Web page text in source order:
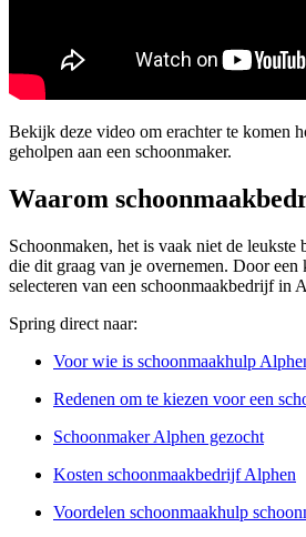
Bekijk deze video om erachter te komen
geholpen aan een schoonmaker.
Waarom
Schoonmaken, het is vaak niet de
die dit graag van je overnemen. Door
selecteren van een schoonmaakbedrijf in
Spring direct naar:
Voor wie is schoonmaakhulp
Redenen om te kiezen voor een
Schoonmaker Alphen gezocht
Kosten schoonmaakbedrijf Alphen
Voordelen schoonmaakhulp